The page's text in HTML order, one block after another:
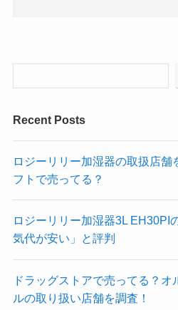
Recent Posts
ロジーリリー加湿器の取扱店舗
フトで売ってる？
ロジーリリー加湿器3L EH30PI
気代が安い」と評判
ドラッグストアで売ってる？オ
ルの取り扱い店舗を調査！